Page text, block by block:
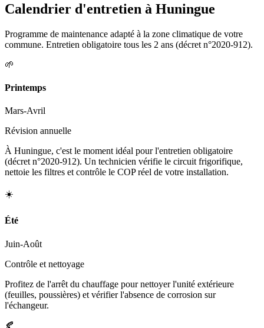
Calendrier d'entretien à Huningue
Programme de maintenance adapté à la zone climatique de votre
commune. Entretien obligatoire tous les 2 ans (décret n°2020-912).
🌱
Printemps
Mars-Avril
Révision annuelle
À Huningue, c'est le moment idéal pour l'entretien obligatoire
(décret n°2020-912). Un technicien vérifie le circuit frigorifique,
nettoie les filtres et contrôle le COP réel de votre installation.
☀️
Été
Juin-Août
Contrôle et nettoyage
Profitez de l'arrêt du chauffage pour nettoyer l'unité extérieure
(feuilles, poussières) et vérifier l'absence de corrosion sur
l'échangeur.
🍂